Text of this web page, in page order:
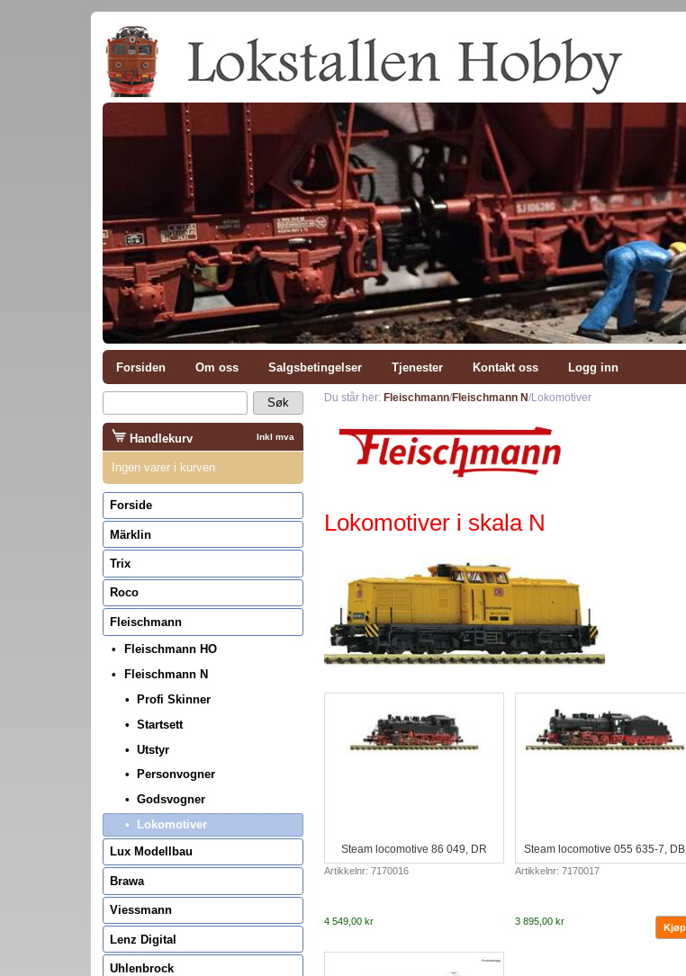
Forsiden Om oss Salgsbetingelser Tjenester Kontakt oss Logg inn
Du står her: Fleischmann/Fleischmann N/Lokomotiver
Lokomotiver i skala N
Steam locomotive 86 049, DR
Artikkelnr: 7170016
4 549,00 kr
Steam locomotive 055 635-7, DB
Artikkelnr: 7170017
3 895,00 kr
Inkl mva
Handlekurv
Ingen varer i kurven
Forside
Märklin
Trix
Roco
Fleischmann
Fleischmann HO
Fleischmann N
Profi Skinner
Startsett
Utstyr
Personvogner
Godsvogner
Lokomotiver
Lux Modellbau
Brawa
Viessmann
Lenz Digital
Uhlenbrock